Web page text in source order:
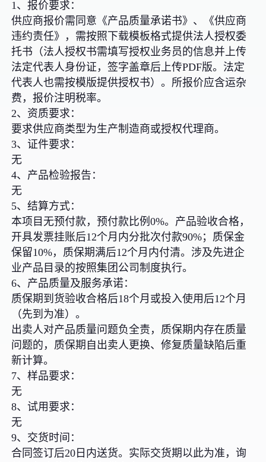
1、报价要求：
供应商报价需同意《产品质量承诺书》、《供应商
违约责任》，需按照下载模板格式提供法人授权委
托书（法人授权书需填写授权业务员的信息并上传
法定代表人身份证，签字盖章后上传PDF版。法定
代表人也需按模版提供授权书）。所报价应含运杂
费，报价注明税率。
2、资质要求：
要求供应商类型为生产制造商或授权代理商。
3、证件要求：
无
4、产品检验报告：
无
5、结算方式：
本项目无预付款，预付款比例0%。产品验收合格，
开具发票挂账后12个月内分批次付款90%；质保金
保留10%，质保期满后12个月内付清。涉及先进企
业产品目录的按照集团公司制度执行。
6、产品质量及服务承诺：
质保期到货验收合格后18个月或投入使用后12个月
（先到为准）。
出卖人对产品质量问题负全责，质保期内存在质量
问题的，质保期自出卖人更换、修复质量缺陷后重
新计算。
7、样品要求：
无
8、试用要求：
无
9、交货时间：
合同签订后20日内送货。实际交货期以此为准，询